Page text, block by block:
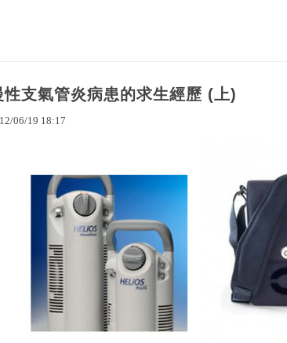
性支氣管炎病患的求生經歷 (上)
/06/19 18:17